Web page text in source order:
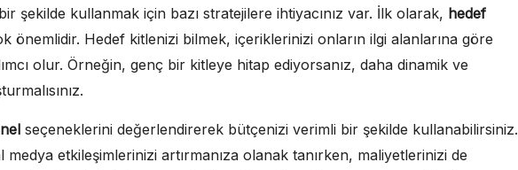
şekilde kullanmak için bazı stratejilere ihtiyacınız var. İlk olarak, hedef
önemlidir. Hedef kitlenizi bilmek, içeriklerinizi onların ilgi alanlarına göre
olur. Örneğin, genç bir kitleye hitap ediyorsanız, daha dinamik ve
seçeneklerini değerlendirerek bütçenizi verimli bir şekilde kullanabilirsiniz.
etkileşimlerinizi artırmanıza olanak tanırken, maliyetlerinizi de